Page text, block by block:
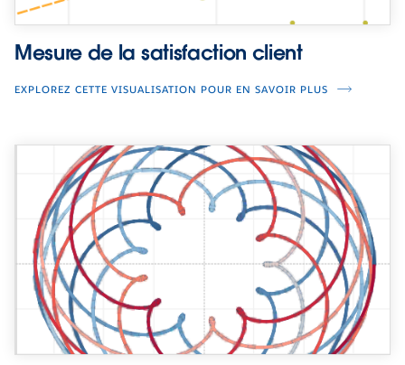
Mesure de la satisfaction client
EXPLOREZ CETTE VISUALISATION POUR EN SAVOIR PLUS